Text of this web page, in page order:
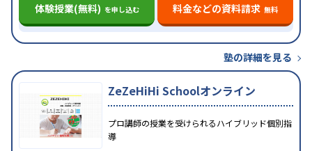
体験授業(無料) を申し込む 料金などの資料請求 無料
塾の詳細を見る
ZeZeHiHi Schoolオンライン
プロ講師の授業を受けられるハイブリッド個別指
導